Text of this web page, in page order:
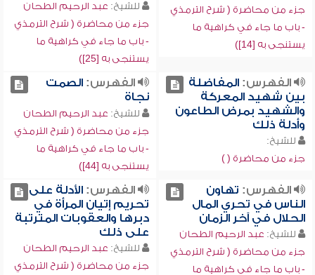
جزء من محاضرة ( شرح الترمذي
- باب ما جاء في كراهية ما
يستنجى به [14])
للشيخ: عبد الرحيم الطحان
جزء من محاضرة ( شرح الترمذي
- باب ما جاء في كراهية ما
يستنجى به [25])
الفهرس:المفاضلة
بين شهيد المعركة
والشهيد بمرض الطاعون
وأدلة ذلك
للشيخ:
جزء من محاضرة ( )
الفهرس:الصمت
نجاة
للشيخ: عبد الرحيم الطحان
جزء من محاضرة ( شرح الترمذي
- باب ما جاء في كراهية ما
يستنجى به [44])
الفهرس: تهاون
الناس في تحري المال
الحلال في آخر الزمان
للشيخ: عبد الرحيم الطحان
جزء من محاضرة ( شرح الترمذي
- باب ما جاء في كراهية ما
الفهرس:الأدلة على
تحريم إتيان المرأة في
دبرها والعقوبات المترتبة
على ذلك
للشيخ: عبد الرحيم الطحان
جزء من محاضرة ( شرح الترمذي